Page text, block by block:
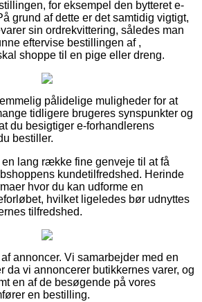
for eksempel den bytteret e-
grund af dette er det samtidig vigtigt,
sin ordrekvittering, således man
eftervise bestillingen af ,
shoppe til en pige eller dreng.
pålidelige muligheder for at
tidligere brugeres synspunkter og
du besigtiger e-forhandlerens
bestiller.
lang række fine genveje til at få
kundetilfredshed. Herinde
hvor du kan udforme en
hvilket ligeledes bør udnyttes
tilfredshed.
annoncer. Vi samarbejder med en
da vi annoncerer butikkernes varer, og
en af de besøgende på vores
en bestilling.